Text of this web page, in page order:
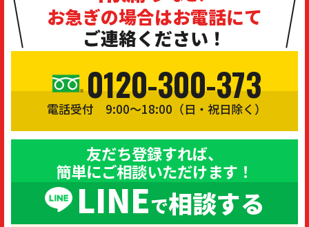
お急ぎの場合はお電話にて
ご連絡ください！
0120-300-373
電話受付 9:00〜18:00（日・祝日除く）
友だち登録すれば、
簡単にご相談いただけます！
LINEで相談する